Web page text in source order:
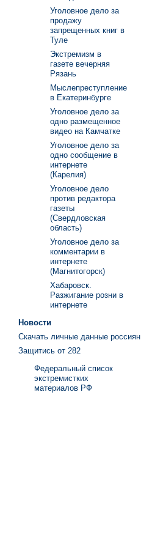
Уголовное дело за
продажу
запрещенных книг в
Туле
Экстремизм в
газете вечерняя
Рязань
Мыслепреступление
в Екатеринбурге
Уголовное дело за
одно размещенное
видео на Камчатке
Уголовное дело за
одно сообщение в
интернете
(Карелия)
Уголовное дело
против редактора
газеты
(Свердловская
область)
Уголовное дело за
комментарии в
интернете
(Магнитогорск)
Хабаровск.
Разжигание розни в
интернете
Новости
Скачать личные данные россиян
Защитись от 282
Федеральный список
экстремистких
материалов РФ